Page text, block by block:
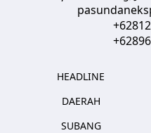
HEADLINE
DAERAH
SUBANG